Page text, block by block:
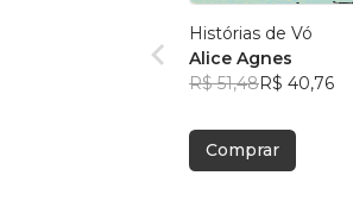
Histórias de Vó
Alice Agnes
R$ 51,48R$ 40,76
Comprar